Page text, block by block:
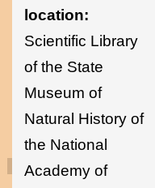
location:
Scientific Library
of the State
Museum of
Natural History of
the National
Academy of